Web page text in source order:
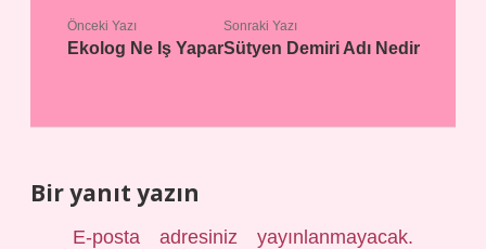
Önceki Yazı
Ekolog Ne Iş Yapar
Sonraki Yazı
Sütyen Demiri Adı Nedir
Bir yanıt yazın
E-posta adresiniz yayınlanmayacak.